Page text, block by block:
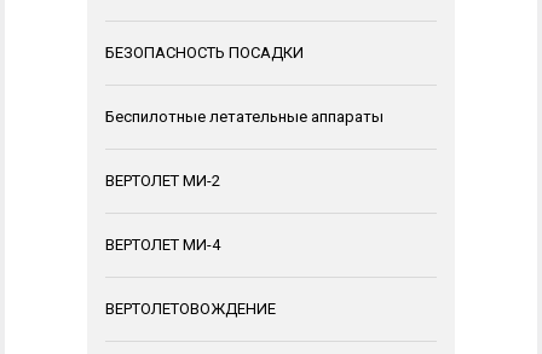
БЕЗОПАСНОСТЬ ПОСАДКИ
Беспилотные летательные аппараты
ВЕРТОЛЕТ МИ-2
ВЕРТОЛЕТ МИ-4
ВЕРТОЛЕТОВОЖДЕНИЕ